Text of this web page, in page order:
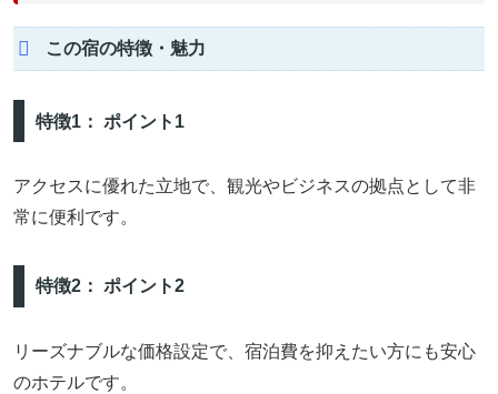
この宿の特徴・魅力
特徴1： ポイント1
アクセスに優れた立地で、観光やビジネスの拠点として非
常に便利です。
特徴2： ポイント2
リーズナブルな価格設定で、宿泊費を抑えたい方にも安心
のホテルです。